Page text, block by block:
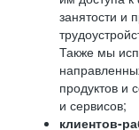
занятости и
Также мы
продуктов и
и сервисов;
клиентов-